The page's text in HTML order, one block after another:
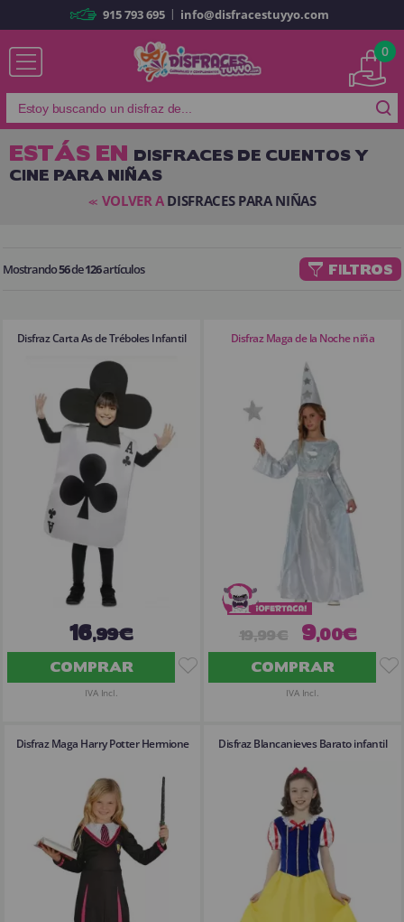
Ya soy cliente
Recordarme ¿Olvidó su contraseña?
podrás realizar tus
compras rápidamente en nuestra tienda virtual, revisar el estado de tus
pedidos y consultar tus operaciones anteriores.
¡Adelante! Te estabamos esperando.
CREAR CUENTA
915 793 695 | info@disfracestuyyo.com
0
ESTÁS EN DISFRACES DE CUENTOS Y
CINE PARA NIÑAS
<< VOLVER A DISFRACES PARA NIÑAS
Mostrando56de126artículos FILTROS
Disfraz Carta As de Tréboles Infantil
16,99€
COMPRAR
IVA Incl.
Disfraz Maga de la Noche niña
19,99€ 9,00€
COMPRAR
IVA Incl.
Disfraz Maga Harry Potter Hermione Disfraz Blancanieves Barato infantil